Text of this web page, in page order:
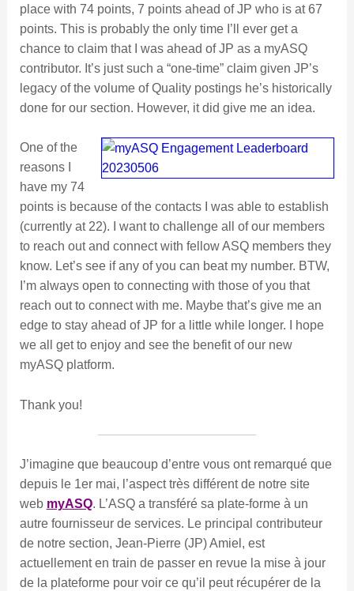
place with 74 points, 7 points ahead of JP who is at 67
points. This is probably the only time I’ll ever get a
chance to claim that I was ahead of JP as a myASQ
contributor. It’s just such a “one-time” claim given JP’s
legacy of the volume of Quality postings he’s historically
done for our section. However, it did give me an idea.
One of the
reasons I
have my 74
points is because of the contacts I was able to establish
(currently at 22). I want to challenge all of our members
to reach out and connect with fellow ASQ members they
know. Let’s see if any of you can beat my number. BTW,
I’m always open to connecting with those of you that
reach out to connect with me. Maybe that’s give me an
edge to stay ahead of JP for a little while longer. I hope
we all get to enjoy and see the benefit of our new
myASQ platform.
Thank you!
J’imagine que beaucoup d’entre vous ont remarqué que
depuis le 1er mai, l’aspect très différent de notre site
web myASQ. L’ASQ a transféré sa plate-forme à un
autre fournisseur de services. Le principal contributeur
de notre section, Jean-Pierre (JP) Amiel, est
actuellement en train de passer en revue la mise à jour
de la plateforme pour voir ce qu’il peut récupérer de la